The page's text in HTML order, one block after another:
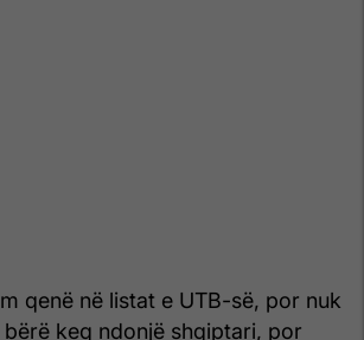
qenë në listat e UTB-së, por nuk
bërë keq ndonjë shqiptari, por